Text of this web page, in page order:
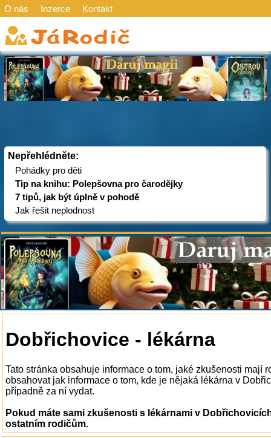
O nás Inzerce Kontakt
Nepřehlédněte:
Pohádky pro děti
Tip na knihu: Polepšovna pro čarodějky
7 tipů, jak být úplně v pohodě
Jak řešit neplodnost
Dobřichovice - lékárna
Tato stránka obsahuje informace o tom, jaké zkušenosti mají
obsahovat jak informace o tom, kde je nějaká lékárna v
případně za ní vydat.
Pokud máte sami zkušenosti s lékárnami v
ostatním rodičům.